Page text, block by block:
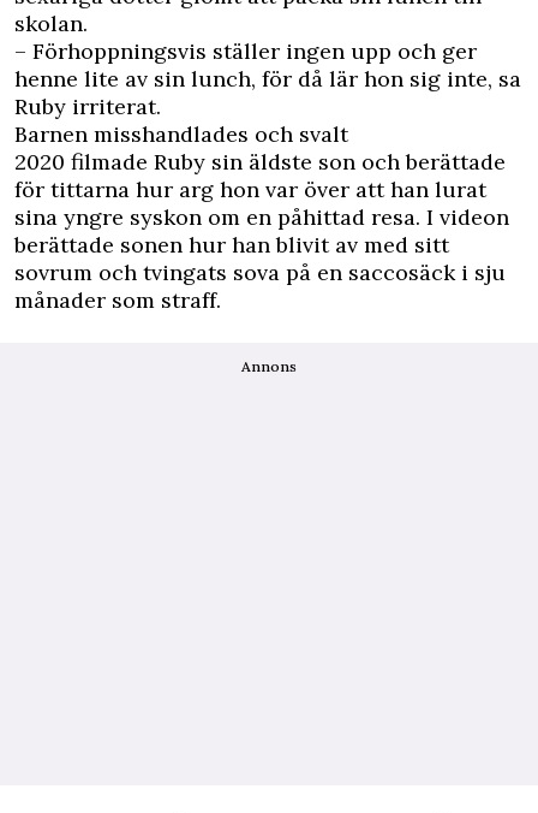
skolan.
– Förhoppningsvis ställer ingen upp och ger
henne lite av sin lunch, för då lär hon sig inte, sa
Ruby irriterat.
Barnen misshandlades och svalt
2020 filmade Ruby sin äldste son och berättade
för tittarna hur arg hon var över att han lurat
sina yngre syskon om en påhittad resa. I videon
berättade sonen hur han ­blivit av med sitt
sovrum och tvingats sova på en saccosäck i sju
månader som straff.
Annons